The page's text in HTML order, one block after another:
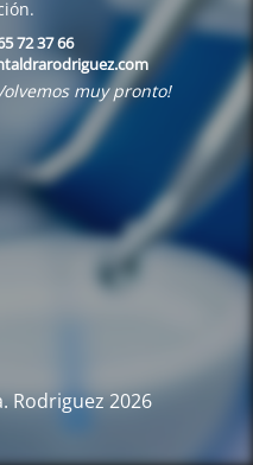
72 37 66
muy pronto!
Rodriguez 2026